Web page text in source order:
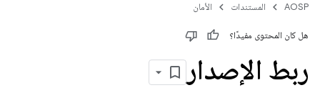
AOSP المستندات الأمان
هل كان المحتوى مفيدًا؟
ربط الإصدار